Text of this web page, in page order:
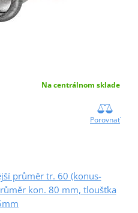
Na centrálnom sklade
Porovnať
průměr tr. 60 (konus-
kon. 80 mm, tloušťka